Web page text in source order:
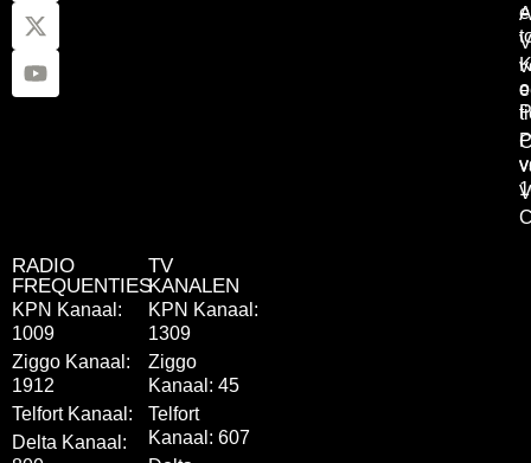
RADIO
FREQUENTIES
KPN Kanaal:
1009
Ziggo Kanaal:
1912
Telfort Kanaal:
Delta Kanaal:
TV
KANALEN
KPN Kanaal:
1309
Ziggo
Kanaal: 45
Telfort
Kanaal: 607